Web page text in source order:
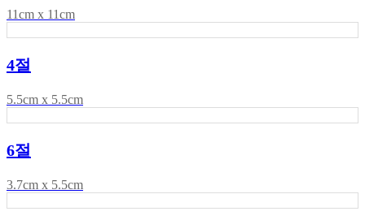
11cm x 11cm
4절
5.5cm x 5.5cm
6절
3.7cm x 5.5cm